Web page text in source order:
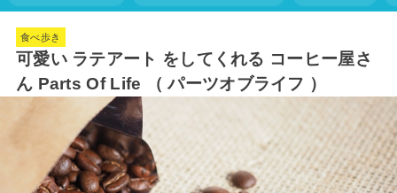
食べ歩き
可愛い ラテアート をしてくれる コーヒー屋さ
ん Parts Of Life （ パーツオブライフ ）